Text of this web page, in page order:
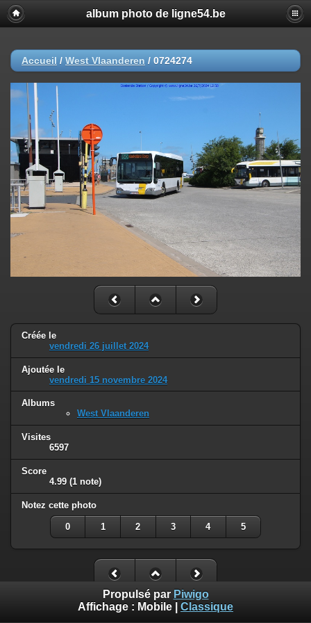
album photo de ligne54.be
Accueil / West Vlaanderen / 0724274
Créée le
vendredi 26 juillet 2024
Ajoutée le
vendredi 15 novembre 2024
Albums
West Vlaanderen
Visites
6597
Score
4.99 (1 note)
Notez cette photo
0 1 2 3 4 5
Propulsé par Piwigo
Affichage : Mobile Classique